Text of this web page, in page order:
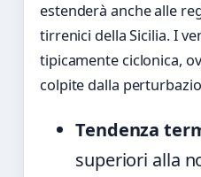
estenderà anche alle
tirrenici della Sicilia. I
tipicamente ciclonica,
colpite dalla
Tendenza
superiori alla